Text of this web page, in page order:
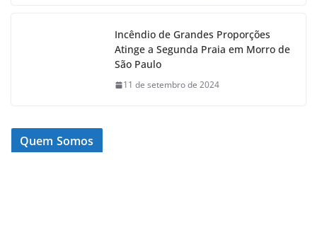
Incêndio de Grandes Proporções
Atinge a Segunda Praia em Morro de
São Paulo
11 de setembro de 2024
Quem Somos